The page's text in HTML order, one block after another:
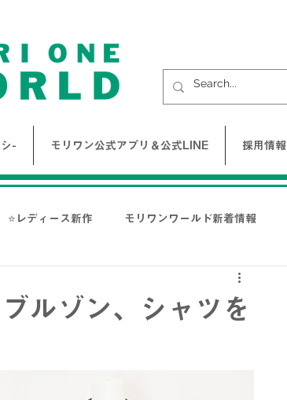
- モリワン公式アプリ＆公式LINE 採用情報
⭐レディース新作 モリワンワールド新着情報
ルゾン、シャツを